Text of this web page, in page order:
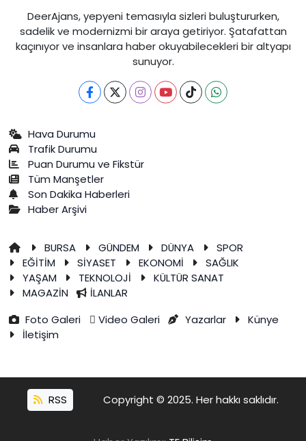
DeerAjans, yepyeni temasıyla sizleri buluştururken,
sadelik ve modernizmi bir araya getiriyor. Şatafattan
kaçınıyor ve insanlara haber okuyabilecekleri bir altyapı
sunuyor.
Hava Durumu
Trafik Durumu
Puan Durumu ve Fikstür
Tüm Manşetler
Son Dakika Haberleri
Haber Arşivi
BURSA GÜNDEM DÜNYA
SPOR
EĞİTİM
SİYASET EKONOMİ
SAĞLIK
YAŞAM
TEKNOLOJİ
KÜLTÜR SANAT
MAGAZİN
İLANLAR
Foto Galeri
Video Galeri Yazarlar
Künye
İletişim
RSS Copyright © 2025. Her hakkı saklıdır.